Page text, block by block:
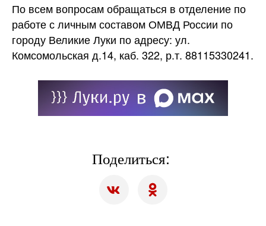
По всем вопросам обращаться в отделение по
работе с личным составом ОМВД России по
городу Великие Луки по адресу: ул.
Комсомольская д.14, каб. 322, р.т. 88115330241.
Поделиться: